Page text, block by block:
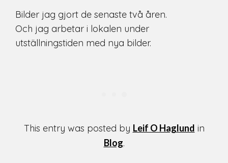
Bilder jag gjort de senaste två åren.
Och jag arbetar i lokalen under
utställningstiden med nya bilder.
This entry was posted by Leif O Haglund in
Blog.